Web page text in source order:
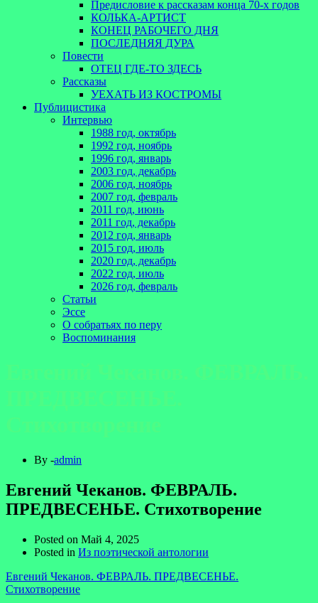
Предисловие к рассказам конца 70-х годов
КОЛЬКА-АРТИСТ
КОНЕЦ РАБОЧЕГО ДНЯ
ПОСЛЕДНЯЯ ДУРА
Повести
ОТЕЦ ГДЕ-ТО ЗДЕСЬ
Рассказы
УЕХАТЬ ИЗ КОСТРОМЫ
Публицистика
Интервью
1988 год, октябрь
1992 год, ноябрь
1996 год, январь
2003 год, декабрь
2006 год, ноябрь
2007 год, февраль
2011 год, июнь
2011 год, декабрь
2012 год, январь
2015 год, июль
2020 год, декабрь
2022 год, июль
2026 год, февраль
Статьи
Эссе
О собратьях по перу
Воспоминания
By -admin
Евгений Чеканов. ФЕВРАЛЬ.
ПРЕДВЕСЕНЬЕ. Стихотворение
Posted on Май 4, 2025
Posted in Из поэтической антологии
Евгений Чеканов. ФЕВРАЛЬ. ПРЕДВЕСЕНЬЕ.
Стихотворение